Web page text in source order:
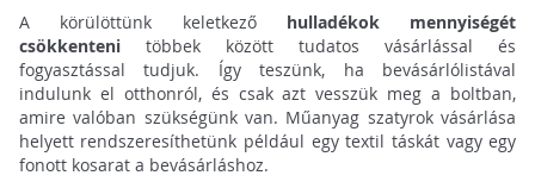
A körülöttünk keletkező hulladékok mennyiségét
csökkentenitöbbek között tudatos vásárlással és
fogyasztással tudjuk. Így teszünk, ha bevásárlólistával
indulunk el otthonról, és csak azt vesszük meg a boltban,
amire valóban szükségünk van. Műanyag szatyrok vásárlása
helyett rendszeresíthetünk például egy textil táskát vagy egy
fonott kosarat a bevásárláshoz.